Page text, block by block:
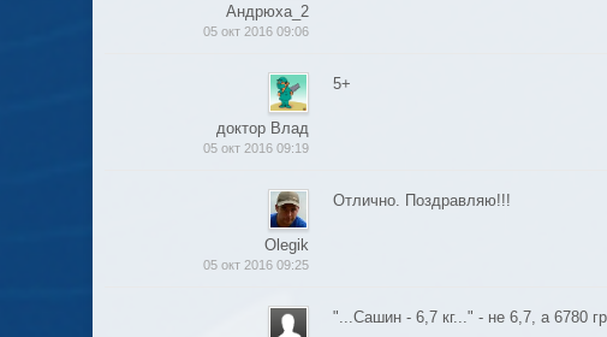
Андрюха_2
05 окт 2016 09:06
доктор Влад
05 окт 2016 09:19
5+
Olegik
05 окт 2016 09:25
Отлично. Поздравляю!!!
"...Сашин - 6,7 кг..." - не 6,7, а 6780